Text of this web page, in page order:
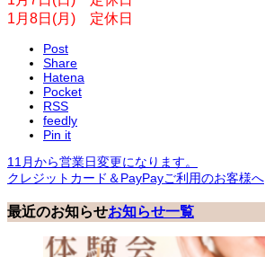
1月8日(月) 定休日
Post
Share
Hatena
Pocket
RSS
feedly
Pin it
11月から営業日変更になります。
クレジットカード＆PayPayご利用のお客様へ
最近のお知らせお知らせ一覧